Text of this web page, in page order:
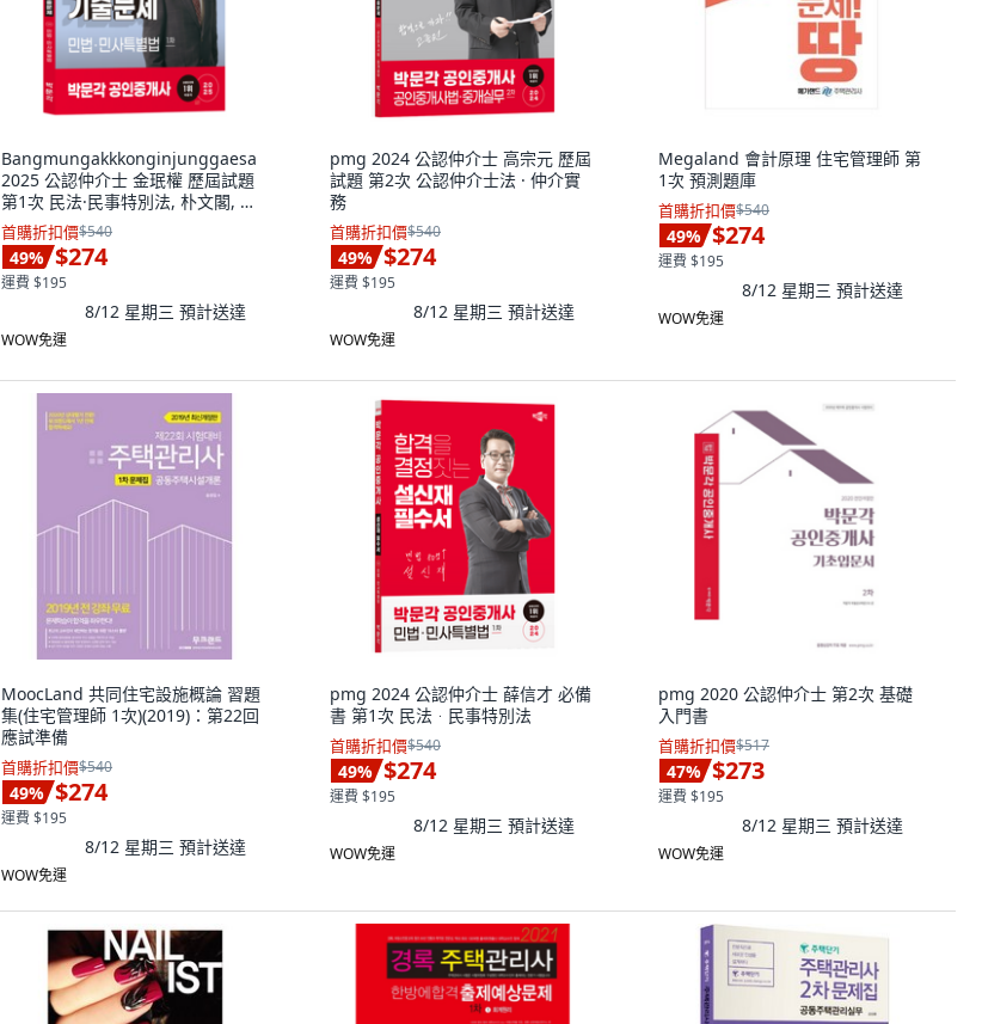
Bangmungakkkonginjunggaesa
2025 公認仲介士 金珉權 歷屆試題
第1次 民法·民事特別法, 朴文閣, 金
敏權 (作者), 2025 朴文閣 公認仲介
士 金珉權 歷屆試題 第1次 民法...
首購折扣價$540
49% $274
運費 $195
8/12 星期三 預計送達
WOW免運
pmg 2024 公認仲介士 高宗元 歷屆
試題 第2次 公認仲介士法 · 仲介實
務
首購折扣價$540
49% $274
運費 $195
8/12 星期三 預計送達
WOW免運
Megaland 會計原理 住宅管理師 第
1次 預測題庫
首購折扣價$540
49% $274
運費 $195
8/12 星期三 預計送達
WOW免運
MoocLand 共同住宅設施概論 習題
集(住宅管理師 1次)(2019)：第22回
應試準備
首購折扣價$540
49% $274
運費 $195
8/12 星期三 預計送達
WOW免運
pmg 2024 公認仲介士 薛信才 必備
書 第1次 民法ᆞ民事特別法
首購折扣價$540
49% $274
運費 $195
8/12 星期三 預計送達
WOW免運
pmg 2020 公認仲介士 第2次 基礎
入門書
首購折扣價$517
47% $273
運費 $195
8/12 星期三 預計送達
WOW免運